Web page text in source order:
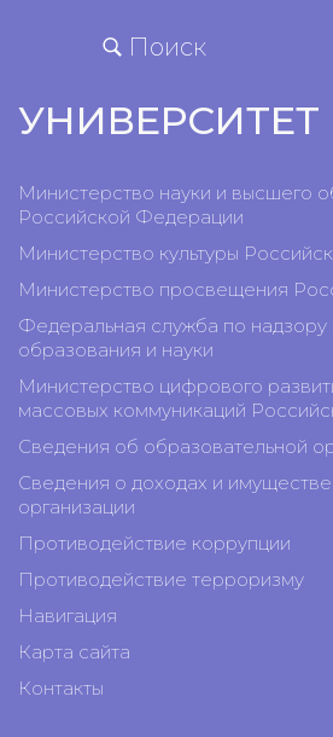
Поиск
УНИВЕРСИТЕТ
Министерство науки и высшего
Российской Федерации
Министерство культуры
Министерство просвещения
Федеральная служба по
образования и науки
Министерство цифрового
массовых коммуникаций
Сведения об образовательной
Сведения о доходах и
организации
Противодействие коррупции
Противодействие терроризму
Навигация
Карта сайта
Контакты